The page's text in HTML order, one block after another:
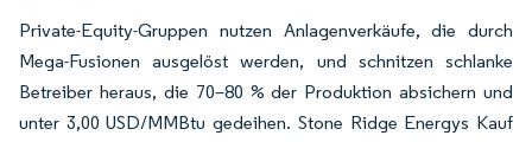
Private-Equity-Gruppen nutzen Anlagenverkäufe, die durch
Mega-Fusionen ausgelöst werden, und schnitzen schlanke
Betreiber heraus, die 70–80 % der Produktion absichern und
unter 3,00 USD/MMBtu gedeihen. Stone Ridge Energys Kauf